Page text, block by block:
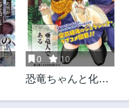
0 10
恐竜ちゃんと化石